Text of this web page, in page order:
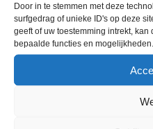
Door in te stemmen met deze
surfgedrag of unieke ID's op deze
geeft of uw toestemming intrekt,
bepaalde functies en mogelijkheden.